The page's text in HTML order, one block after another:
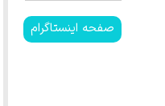
صفحه اینستاگرام